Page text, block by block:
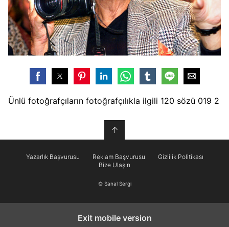
Ünlü fotoğrafçıların fotoğrafçılıkla ilgili 120 sözü 019 2
↑
Yazarlık Başvurusu Reklam Başvurusu
Gizlilik Politikası
Bize Ulaşın
© Sanal Sergi
Exit mobile version